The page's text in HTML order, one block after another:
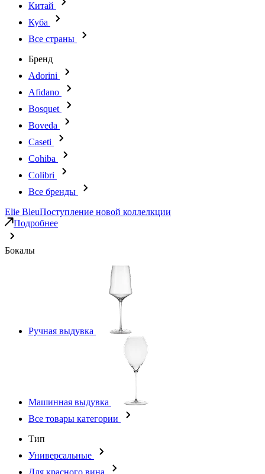
Китай
Куба
Все страны
Бренд
Adorini
Afidano
Bosquet
Boveda
Caseti
Cohiba
Colibri
Все бренды
Elie BleuПоступление новой коллелкции
Подробнее
Бокалы
Ручная выдувка
Машинная выдувка
Все товары категории
Тип
Универсальные
Для красного вина